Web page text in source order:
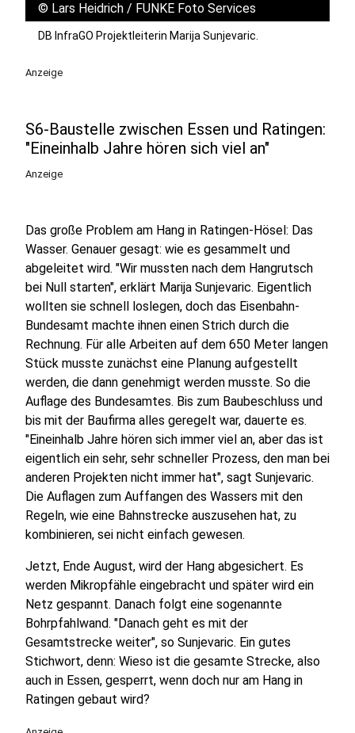
© Lars Heidrich / FUNKE Foto Services
DB InfraGO Projektleiterin Marija Sunjevaric.
Anzeige
S6-Baustelle zwischen Essen und Ratingen:
"Eineinhalb Jahre hören sich viel an"
Anzeige
Das große Problem am Hang in Ratingen-Hösel: Das
Wasser. Genauer gesagt: wie es gesammelt und
abgeleitet wird. "Wir mussten nach dem Hangrutsch
bei Null starten", erklärt Marija Sunjevaric. Eigentlich
wollten sie schnell loslegen, doch das Eisenbahn-
Bundesamt machte ihnen einen Strich durch die
Rechnung. Für alle Arbeiten auf dem 650 Meter langen
Stück musste zunächst eine Planung aufgestellt
werden, die dann genehmigt werden musste. So die
Auflage des Bundesamtes. Bis zum Baubeschluss und
bis mit der Baufirma alles geregelt war, dauerte es.
"Eineinhalb Jahre hören sich immer viel an, aber das ist
eigentlich ein sehr, sehr schneller Prozess, den man bei
anderen Projekten nicht immer hat", sagt Sunjevaric.
Die Auflagen zum Auffangen des Wassers mit den
Regeln, wie eine Bahnstrecke auszusehen hat, zu
kombinieren, sei nicht einfach gewesen.
Jetzt, Ende August, wird der Hang abgesichert. Es
werden Mikropfähle eingebracht und später wird ein
Netz gespannt. Danach folgt eine sogenannte
Bohrpfahlwand. "Danach geht es mit der
Gesamtstrecke weiter", so Sunjevaric. Ein gutes
Stichwort, denn: Wieso ist die gesamte Strecke, also
auch in Essen, gesperrt, wenn doch nur am Hang in
Ratingen gebaut wird?